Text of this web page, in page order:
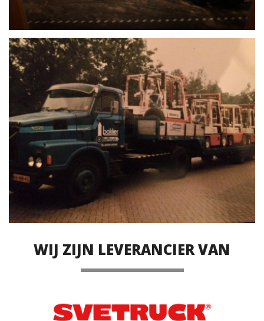
Service & onderhoud
Over ons
Contact
WIJ ZIJN LEVERANCIER VAN